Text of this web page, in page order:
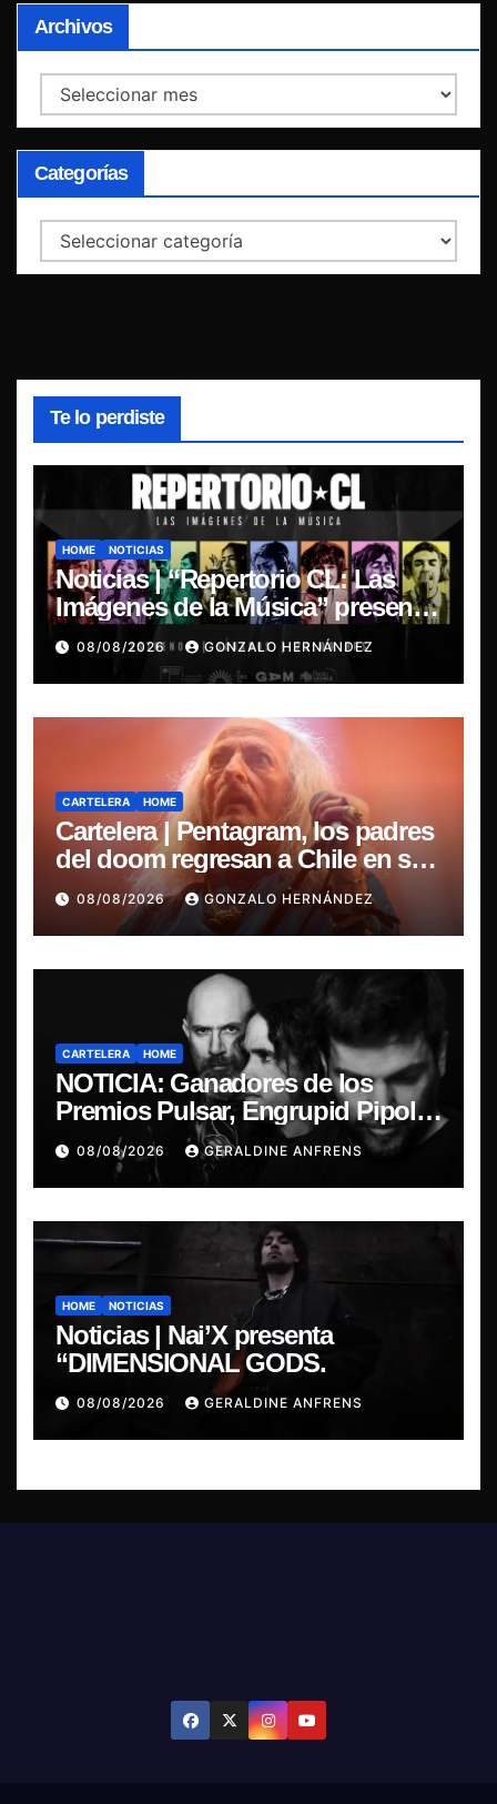
Archivos
Archivos
Categorías
Categorías
Te lo perdiste
HOME NOTICIAS
Noticias | “Repertorio CL: Las
Imágenes de la Música” presenta
la esencia del nuevo sonido
nacional
08/08/2026 GONZALO HERNÁNDEZ
CARTELERA HOME
Cartelera | Pentagram, los padres
del doom regresan a Chile en su
última misa
08/08/2026 GONZALO HERNÁNDEZ
CARTELERA HOME
NOTICIA: Ganadores de los
Premios Pulsar, Engrupid Pipol
presentan show exclusivo.
08/08/2026 GERALDINE ANFRENS
HOME NOTICIAS
Noticias | Nai’X presenta
“DIMENSIONAL GODS.
08/08/2026 GERALDINE ANFRENS